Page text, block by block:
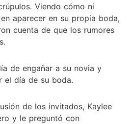
Viendo cómo ni
aparecer en su propia boda,
cuenta de que los rumores
de engañar a su novia y
el día de su boda.
de los invitados, Kaylee
y le preguntó con